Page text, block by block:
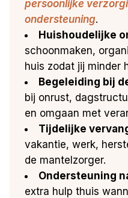
persoonlijke
ondersteuning.
Huishoudelijke
schoonmaken,
huis zodat jij minder
Begeleiding bij
bij onrust,
en omgaan met
Tijdelijke
vakantie, werk,
de mantelzorger.
Ondersteuning
extra hulp thuis